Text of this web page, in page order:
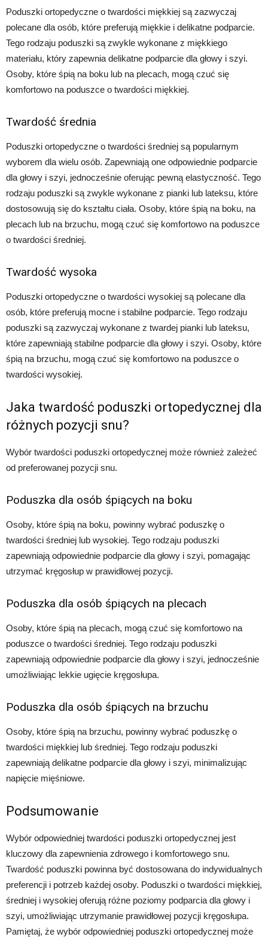
Poduszki ortopedyczne o twardości miękkiej są zazwyczaj
polecane dla osób, które preferują miękkie i delikatne podparcie.
Tego rodzaju poduszki są zwykle wykonane z miękkiego
materiału, który zapewnia delikatne podparcie dla głowy i szyi.
Osoby, które śpią na boku lub na plecach, mogą czuć się
komfortowo na poduszce o twardości miękkiej.
Twardość średnia
Poduszki ortopedyczne o twardości średniej są popularnym
wyborem dla wielu osób. Zapewniają one odpowiednie podparcie
dla głowy i szyi, jednocześnie oferując pewną elastyczność. Tego
rodzaju poduszki są zwykle wykonane z pianki lub lateksu, które
dostosowują się do kształtu ciała. Osoby, które śpią na boku, na
plecach lub na brzuchu, mogą czuć się komfortowo na poduszce
o twardości średniej.
Twardość wysoka
Poduszki ortopedyczne o twardości wysokiej są polecane dla
osób, które preferują mocne i stabilne podparcie. Tego rodzaju
poduszki są zazwyczaj wykonane z twardej pianki lub lateksu,
które zapewniają stabilne podparcie dla głowy i szyi. Osoby, które
śpią na brzuchu, mogą czuć się komfortowo na poduszce o
twardości wysokiej.
Jaka twardość poduszki ortopedycznej dla
różnych pozycji snu?
Wybór twardości poduszki ortopedycznej może również zależeć
od preferowanej pozycji snu.
Poduszka dla osób śpiących na boku
Osoby, które śpią na boku, powinny wybrać poduszkę o
twardości średniej lub wysokiej. Tego rodzaju poduszki
zapewniają odpowiednie podparcie dla głowy i szyi, pomagając
utrzymać kręgosłup w prawidłowej pozycji.
Poduszka dla osób śpiących na plecach
Osoby, które śpią na plecach, mogą czuć się komfortowo na
poduszce o twardości średniej. Tego rodzaju poduszki
zapewniają odpowiednie podparcie dla głowy i szyi, jednocześnie
umożliwiając lekkie ugięcie kręgosłupa.
Poduszka dla osób śpiących na brzuchu
Osoby, które śpią na brzuchu, powinny wybrać poduszkę o
twardości miękkiej lub średniej. Tego rodzaju poduszki
zapewniają delikatne podparcie dla głowy i szyi, minimalizując
napięcie mięśniowe.
Podsumowanie
Wybór odpowiedniej twardości poduszki ortopedycznej jest
kluczowy dla zapewnienia zdrowego i komfortowego snu.
Twardość poduszki powinna być dostosowana do indywidualnych
preferencji i potrzeb każdej osoby. Poduszki o twardości miękkiej,
średniej i wysokiej oferują różne poziomy podparcia dla głowy i
szyi, umożliwiając utrzymanie prawidłowej pozycji kręgosłupa.
Pamiętaj, że wybór odpowiedniej poduszki ortopedycznej może